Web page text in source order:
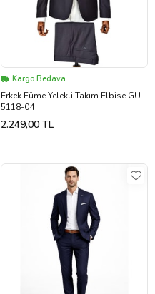
Kargo Bedava
Erkek Füme Yelekli Takım Elbise GU-
5118-04
2.249,00 TL